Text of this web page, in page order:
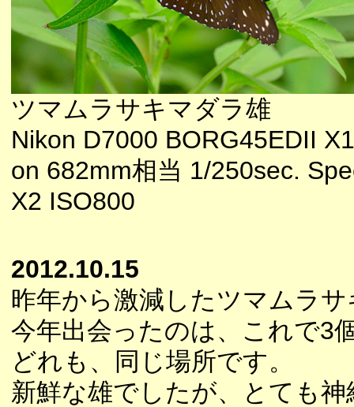
ツマムラサキマダラ雄
Nikon D7000 BORG45EDII
on 682mm相当 1/250sec.
X2 ISO800
2012.10.15
昨年から激減したツマムラ
今年出会ったのは、これで3
どれも、同じ場所です。
新鮮な雄でしたが、とても